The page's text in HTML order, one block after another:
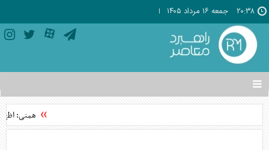
۲۰:۳۸ جمعه ۱۶ مرداد ۱۴۰۵
تغییر
وضعیت
منوی
ها
همتی: